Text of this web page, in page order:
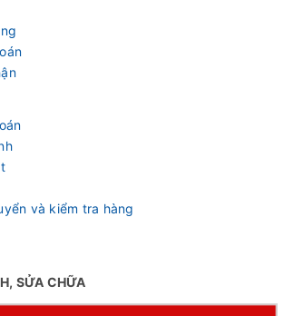
và kiểm tra hàng
SỬA CHỮA